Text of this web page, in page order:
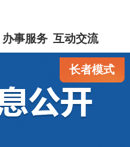
办事服务 互动交流
长者模式